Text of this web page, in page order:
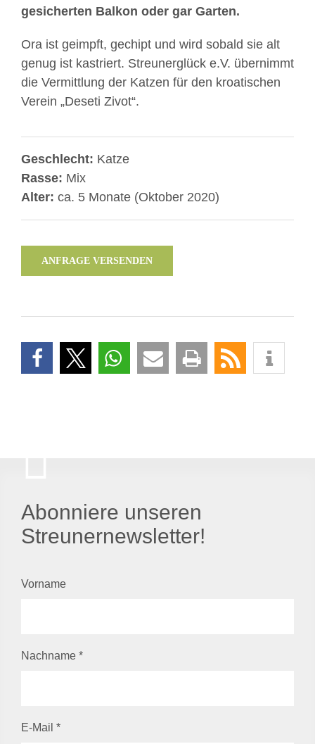
gesicherten Balkon oder gar Garten.
Ora ist geimpft, gechipt und wird sobald sie alt
genug ist kastriert. Streunerglück e.V. übernimmt
die Vermittlung der Katzen für den kroatischen
Verein „Deseti Zivot“.
Geschlecht: Katze
Rasse: Mix
Alter: ca. 5 Monate (Oktober 2020)
ANFRAGE VERSENDEN
Abonniere unseren
Streunernewsletter!
Vorname
Nachname *
E-Mail *